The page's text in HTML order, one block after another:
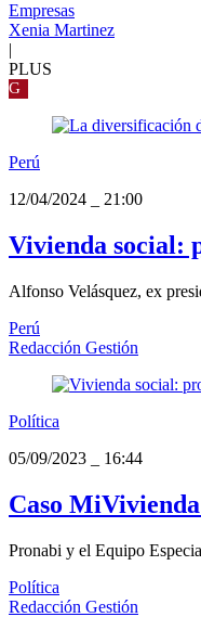
Empresas
Xenia Martinez
|
PLUS
G
Perú
12/04/2024
21:00
Vivienda social:
Alfonso Velásquez, ex
Perú
Redacción Gestión
Política
05/09/2023
16:44
Caso
Pronabi y el Equipo
Política
Redacción Gestión